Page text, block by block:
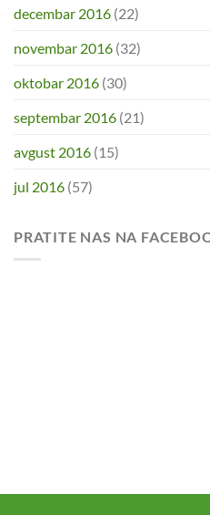
decembar 2016 (22)
novembar 2016 (32)
oktobar 2016 (30)
septembar 2016 (21)
avgust 2016 (15)
jul 2016 (57)
PRATITE NAS NA